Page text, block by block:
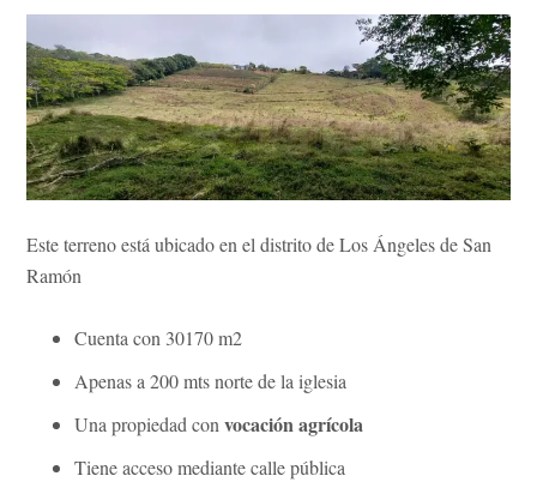
Este terreno está ubicado en el distrito de Los Ángeles de San
Ramón
Cuenta con 30170 m2
Apenas a 200 mts norte de la iglesia
Una propiedad convocación agrícola
Tiene acceso mediante calle pública